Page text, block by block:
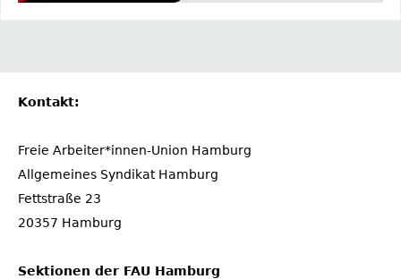
Kontakt:
Freie Arbeiter*innen-Union Hamburg
Allgemeines Syndikat Hamburg
Fettstraße 23
20357 Hamburg
Sektionen der FAU Hamburg